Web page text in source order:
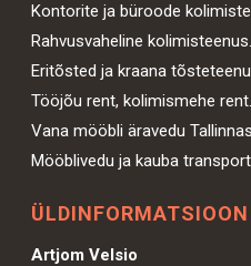
Kontorite ja büroode
Rahvusvaheline kolimisteenus.
Eritõsted ja kraana
Tööjõu rent, kolimismehe rent.
Vana mööbli äravedu
Mööblivedu ja kauba transport
ÜLDINFORMATSIOON
Artjom Velsio